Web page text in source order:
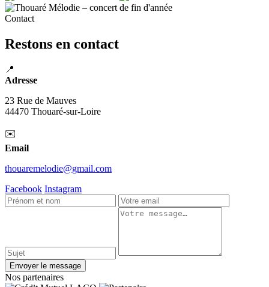
Contact
Restons en contact
📍
Adresse
23 Rue de Mauves
44470 Thouaré-sur-Loire
✉️
Email
thouaremelodie@gmail.com
Facebook Instagram
Envoyer le message
Nos partenaires